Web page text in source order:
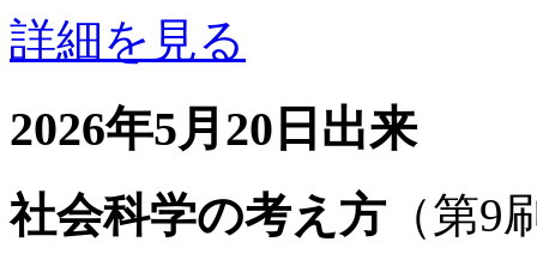
詳細を見る
2026年5月20日出来
社会科学の考え方 （第9